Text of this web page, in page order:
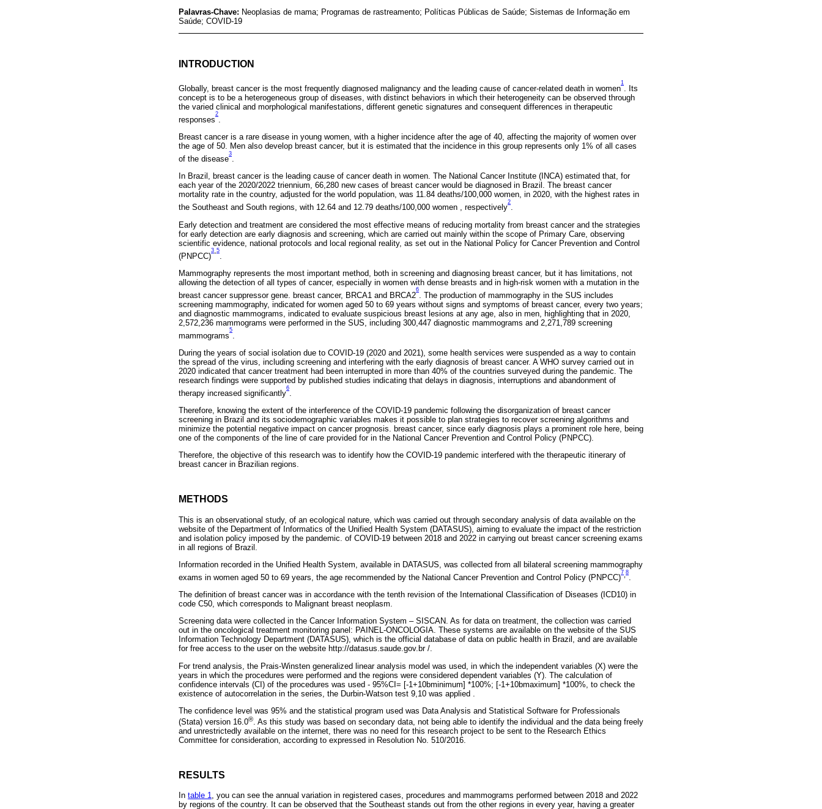
Palavras-Chave: Neoplasias de mama; Programas de rastreamento; Políticas Públicas de Saúde; Sistemas de Informação em
Saúde; COVID-19
INTRODUCTION
Globally, breast cancer is the most frequently diagnosed malignancy and the leading cause of cancer-related death in women
1
. Its
concept is to be a heterogeneous group of diseases, with distinct behaviors in which their heterogeneity can be observed through
the varied clinical and morphological manifestations, different genetic signatures and consequent differences in therapeutic
responses
2
Breast cancer is a rare disease in young women, with a higher incidence after the age of 40, affecting the majority of women over
the age of 50. Men also develop breast cancer, but it is estimated that the incidence in this group represents only 1% of all cases
of the disease
3
.
In Brazil, breast cancer is the leading cause of cancer death in women. The National Cancer Institute (INCA) estimated that, for
each year of the 2020/2022 triennium, 66,280 new cases of breast cancer would be diagnosed in Brazil. The breast cancer
mortality rate in the country, adjusted for the world population, was 11.84 deaths/100,000 women, in 2020, with the highest rates in
the Southeast and South regions, with 12.64 and 12.79 deaths/100,000 women , respectively
2
.
Early detection and treatment are considered the most effective means of reducing mortality from breast cancer and the strategies
for early detection are early diagnosis and screening, which are carried out mainly within the scope of Primary Care, observing
scientific evidence, national protocols and local regional reality, as set out in the National Policy for Cancer Prevention and Control
(PNPCC)
3-5
Mammography represents the most important method, both in screening and diagnosing breast cancer, but it has limitations, not
allowing the detection of all types of cancer, especially in women with dense breasts and in high-risk women with a mutation in the
breast cancer suppressor gene. breast cancer, BRCA1 and BRCA2
6
. The production of mammography in the SUS includes
screening mammography, indicated for women aged 50 to 69 years without signs and symptoms of breast cancer, every two years;
and diagnostic mammograms, indicated to evaluate suspicious breast lesions at any age, also in men, highlighting that in 2020,
2,572,236 mammograms were performed in the SUS, including 300,447 diagnostic mammograms and 2,271,789 screening
mammograms
5
During the years of social isolation due to COVID-19 (2020 and 2021), some health services were suspended as a way to contain
the spread of the virus, including screening and interfering with the early diagnosis of breast cancer. A WHO survey carried out in
2020 indicated that cancer treatment had been interrupted in more than 40% of the countries surveyed during the pandemic. The
research findings were supported by published studies indicating that delays in diagnosis, interruptions and abandonment of
therapy increased significantly
6
.
Therefore, knowing the extent of the interference of the COVID-19 pandemic following the disorganization of breast cancer
screening in Brazil and its sociodemographic variables makes it possible to plan strategies to recover screening algorithms and
minimize the potential negative impact on cancer prognosis. breast cancer, since early diagnosis plays a prominent role here, being
one of the components of the line of care provided for in the National Cancer Prevention and Control Policy (PNPCC).
Therefore, the objective of this research was to identify how the COVID-19 pandemic interfered with the therapeutic itinerary of
breast cancer in Brazilian regions.
METHODS
This is an observational study, of an ecological nature, which was carried out through secondary analysis of data available on the
website of the Department of Informatics of the Unified Health System (DATASUS), aiming to evaluate the impact of the restriction
and isolation policy imposed by the pandemic. of COVID-19 between 2018 and 2022 in carrying out breast cancer screening exams
in all regions of Brazil.
Information recorded in the Unified Health System, available in DATASUS, was collected from all bilateral screening mammography
exams in women aged 50 to 69 years, the age recommended by the National Cancer Prevention and Control Policy (PNPCC)
7 8
.
The definition of breast cancer was in accordance with the tenth revision of the International Classification of Diseases (ICD10) in
code C50, which corresponds to Malignant breast neoplasm.
Screening data were collected in the Cancer Information System – SISCAN. As for data on treatment, the collection was carried
out in the oncological treatment monitoring panel: PAINEL-ONCOLOGIA. These systems are available on the website of the SUS
Information Technology Department (DATASUS), which is the official database of data on public health in Brazil, and are available
for free access to the user on the website http://datasus.saude.gov.br /.
For trend analysis, the Prais-Winsten generalized linear analysis model was used, in which the independent variables (X) were the
years in which the procedures were performed and the regions were considered dependent variables (Y). The calculation of
confidence intervals (CI) of the procedures was used - 95%CI= [-1+10bminimum] *100%; [-1+10bmaximum] *100%, to check the
existence of autocorrelation in the series, the Durbin-Watson test 9,10 was applied .
The confidence level was 95% and the statistical program used was Data Analysis and Statistical Software for Professionals
(Stata) version 16.0®. As this study was based on secondary data, not being able to identify the individual and the data being freely
and unrestrictedly available on the internet, there was no need for this research project to be sent to the Research Ethics
Committee for consideration, according to expressed in Resolution No. 510/2016.
RESULTS
In table 1, you can see the annual variation in registered cases, procedures and mammograms performed between 2018 and 2022
by regions of the country. It can be observed that the Southeast stands out from the other regions in every year, having a greater